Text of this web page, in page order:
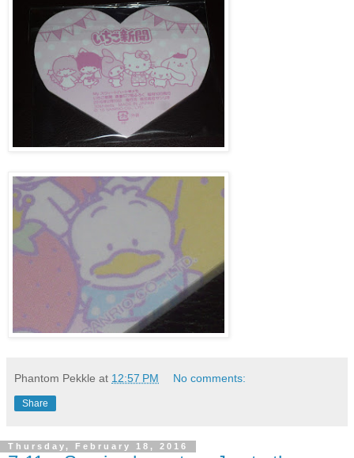
Phantom Pekkle at 12:57 PM No comments:
Share
Thursday, February 18, 2016